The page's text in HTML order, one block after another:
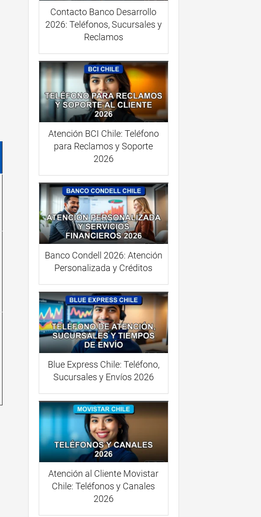
Contacto Banco Desarrollo
2026: Teléfonos, Sucursales y
Reclamos
Atención BCI Chile: Teléfono
para Reclamos y Soporte
2026
Banco Condell 2026: Atención
Personalizada y Créditos
Blue Express Chile: Teléfono,
Sucursales y Envíos 2026
Atención al Cliente Movistar
Chile: Teléfonos y Canales
2026